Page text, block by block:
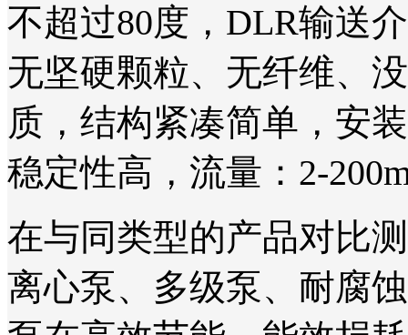
不超过80度，DLR输送
无坚硬颗粒、无纤维、
质，结构紧凑简单，安
稳定性高，流量：2-
在与同类型的产品对比
离心泵、多级泵、耐腐